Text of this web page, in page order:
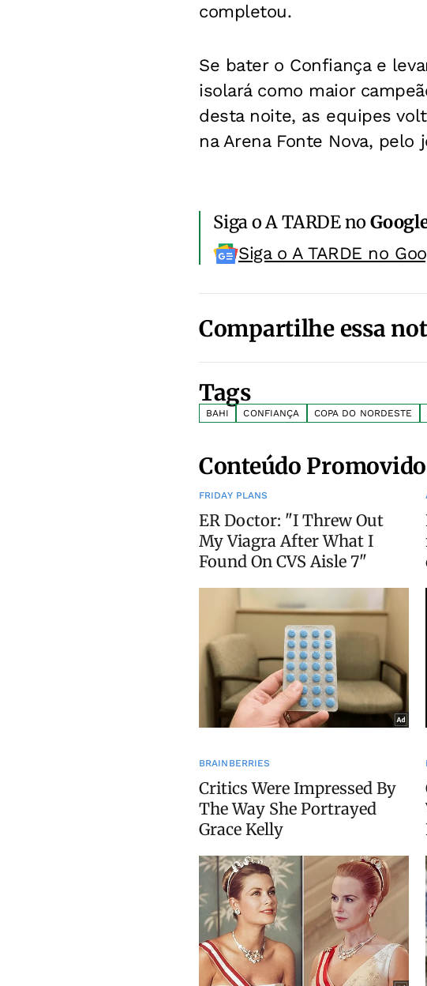
completou.
Se bater o Confiança e
isolará como maior
desta noite, as equipes
na Arena Fonte Nova, pelo
Siga o A TARDE no
Siga o A TARDE no
Compartilhe essa
Tags
BAHI CONFIANÇA COPA DO NORDESTE